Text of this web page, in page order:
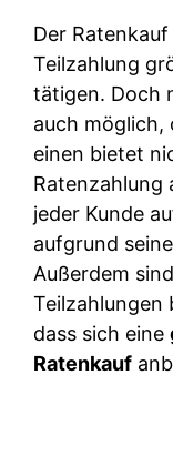
Der
Teilzahlung
tätigen. Doch
auch möglich,
einen bietet
Ratenzahlung
jeder Kunde
aufgrund
Außerdem
Teilzahlungen
dass sich eine
Ratenkauf